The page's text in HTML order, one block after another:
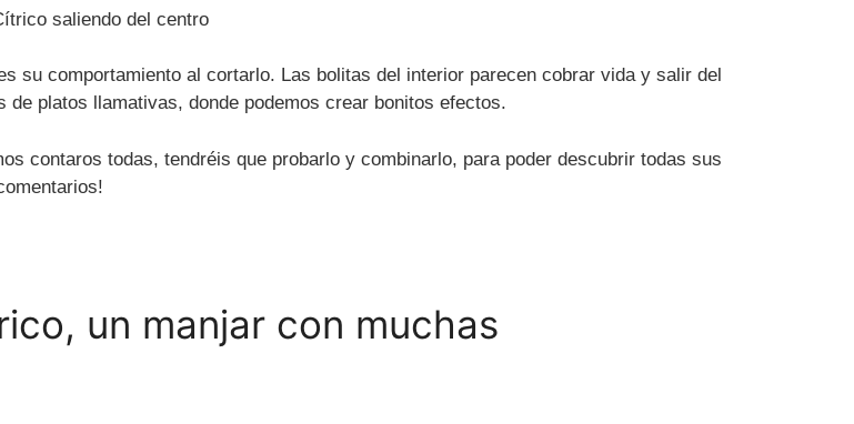
su comportamiento al cortarlo. Las bolitas del interior parecen cobrar vida y salir del
platos llamativas, donde podemos crear bonitos efectos.
contaros todas, tendréis que probarlo y combinarlo, para poder descubrir todas sus
un manjar con muchas